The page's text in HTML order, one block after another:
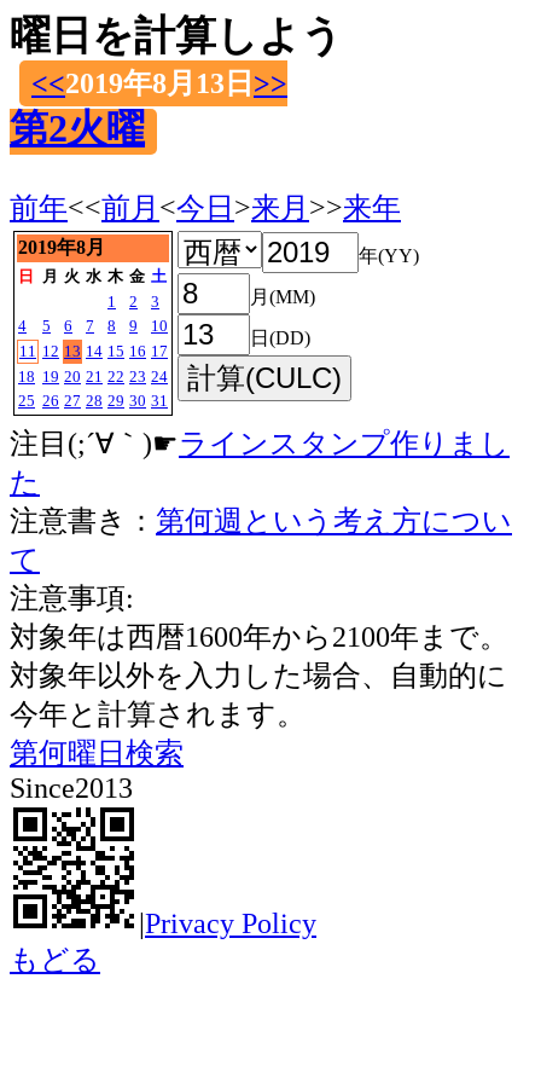
曜日を計算しよう
<<2019年8月13日 >>
第2火曜
前年<<前月 <今日 >来月 >>来年
2019年8月
日 月 火 水 木 金 土
1
2
3
4
5 6 7 8 9
10
11 12 13 14 15 16 17
18 19 20 21 22 23 24
25 26 27 28 29 30 31
年(YY)
月(MM)
日(DD)
注目(;´∀｀)☛ラインスタンプ作りまし
た
注意書き： 第何週という考え方につい
て
注意事項:
対象年は西暦1600年から2100年まで。
対象年以外を入力した場合、自動的に
今年と計算されます。
第何曜日検索
Since2013
|Privacy Policy
もどる